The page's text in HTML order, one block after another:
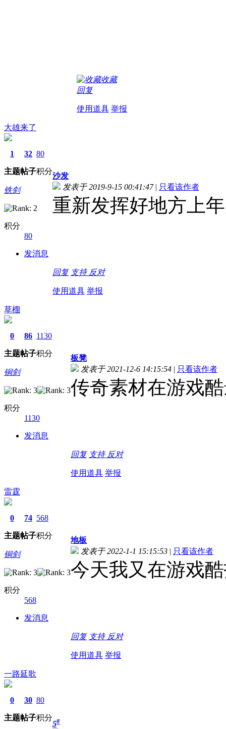
收藏
回复
使用道具 举报
大雄来了
1
主题
32
帖子
80
积分
铁剑
积分
80
发消息
沙发
发表于 2019-9-15 00:41:47 | 只看该作者
重新发挥好地方上
回复 支持 反对
使用道具 举报
草榴
0
主题
86
帖子
1130
积分
铜剑
积分
1130
发消息
板凳
发表于 2021-12-6 14:15:54 | 只看该作者
传奇素材在游戏
回复 支持 反对
使用道具 举报
雷霆
0
主题
74
帖子
568
积分
铜剑
积分
568
发消息
地板
发表于 2022-1-1 15:15:53 | 只看该作者
今天我又在游戏
回复 支持 反对
使用道具 举报
一路延歌
0
主题
30
帖子
80
积分
5#